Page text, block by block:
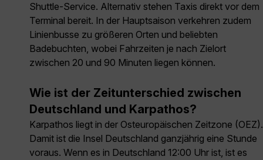
Shuttle-Service. Alternativ stehen Taxis direkt vor dem
Terminal bereit. In der Hauptsaison verkehren zudem
Linienbusse zu größeren Orten und beliebten
Badebuchten, wobei Fahrzeiten je nach Zielort
zwischen 20 und 90 Minuten liegen können.
Wie ist der Zeitunterschied zwischen
Deutschland und Karpathos?
Karpathos liegt in der Osteuropäischen Zeitzone (OEZ).
Damit ist die Insel Deutschland ganzjährig eine Stunde
voraus. Wenn es in Deutschland 12:00 Uhr ist, ist es